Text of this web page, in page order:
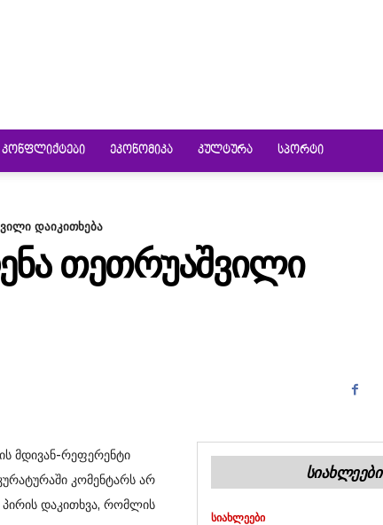
ᲙᲝᲜᲤᲚᲘᲥᲢᲔᲑᲘ ᲔᲙᲝᲜᲝᲛᲘᲙᲐ ᲙᲣᲚᲢᲣᲠᲐ ᲡᲞᲝᲠᲢᲘ
დაიკითხება
ᲗᲔᲗᲠᲣᲐᲨᲕᲘᲚᲘ
მდივან-რეფერენტი
კომენტარს არ
პირის დაკითხვა, რომლის
ᲡᲘᲐᲮᲚᲔᲔᲑᲘ
ᲡᲘᲐᲮᲚᲔᲔᲑᲘ